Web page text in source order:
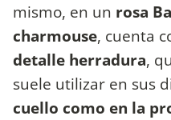
mismo, en un rosa
charmouse, cuenta
detalle herradura,
suele utilizar en sus
cuello como en la